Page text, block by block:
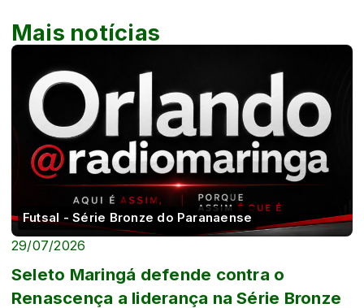
Mais notícias
Futsal - Série Bronze do Paranaense
29/07/2026
Seleto Maringá defende contra o
Renascença a liderança na Série Bronze